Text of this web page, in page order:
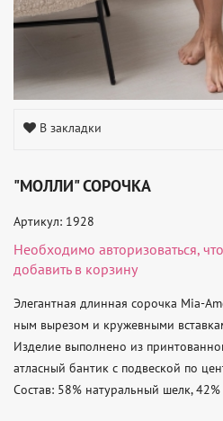
В закладки
"МОЛЛИ" СОРОЧКА
Артикул: 1928
Необходимо авторизоваться,
добавить в корзину
Элегантная длинная сорочка Mia-
ным вырезом и кружевными
Изделие выполнено из
атласный бантик с подвеской по
Состав: 58% натуральный шелк, 42%